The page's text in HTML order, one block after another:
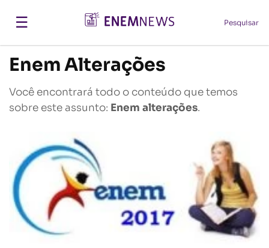
☰ Pesquisar
Enem Alterações
Você encontrará todo o conteúdo que temos
sobre este assunto: Enem alterações.